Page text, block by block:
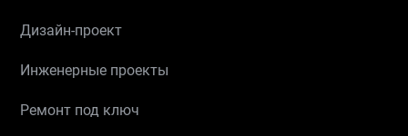
Дизайн-проект
Инженерные проекты
Ремонт под ключ